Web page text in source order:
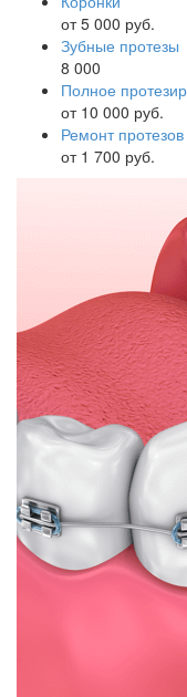
от 5 000 руб.
Зубные протезы
8 000
Полное
от 10 000 руб.
Ремонт протезов
от 1 700 руб.